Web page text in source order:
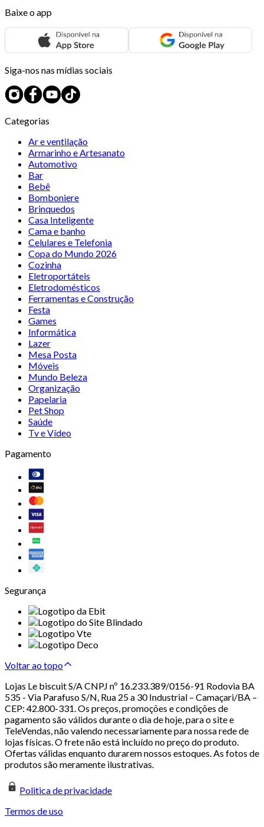
Baixe o app
Siga-nos nas mídias sociais
Categorias
Ar e ventilação
Armarinho e Artesanato
Automotivo
Bar
Bebê
Bomboniere
Brinquedos
Casa Inteligente
Cama e banho
Celulares e Telefonia
Copa do Mundo 2026
Cozinha
Eletroportáteis
Eletrodomésticos
Ferramentas e Construção
Festa
Games
Informática
Lazer
Mesa Posta
Móveis
Mundo Beleza
Organização
Papelaria
Pet Shop
Saúde
Tv e Vídeo
Pagamento
Segurança
Voltar ao topo
Lojas Le biscuit S/A CNPJ nº 16.233.389/0156-91 Rodovia BA
535 - Via Parafuso S/N, Rua 25 a 30 Industrial – Camaçari/BA –
CEP: 42.800-331. Os preços, promoções e condições de
pagamento são válidos durante o dia de hoje, para o site e
TeleVendas, não valendo necessariamente para nossa rede de
lojas físicas. O frete não está incluído no preço do produto.
Ofertas válidas enquanto durarem nossos estoques. As fotos de
produtos são meramente ilustrativas.
Politica de privacidade
Termos de uso